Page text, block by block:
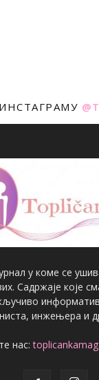
у коме се
Садржаје које
инжењера и
нас: